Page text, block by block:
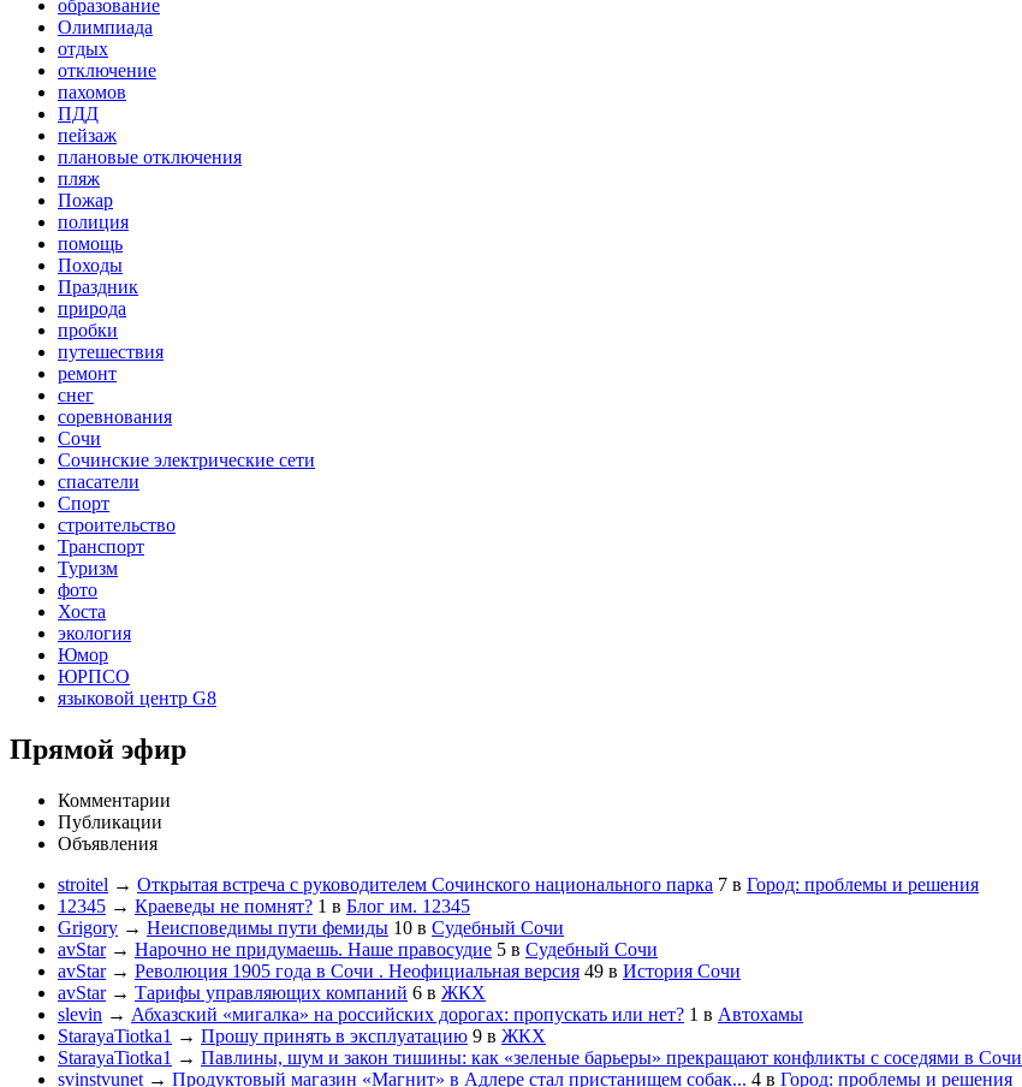
образование
Олимпиада
отдых
отключение
пахомов
ПДД
пейзаж
плановые отключения
пляж
Пожар
полиция
помощь
Походы
Праздник
природа
пробки
путешествия
ремонт
снег
соревнования
Сочи
Сочинские электрические сети
спасатели
Спорт
строительство
Транспорт
Туризм
фото
Хоста
экология
Юмор
ЮРПСО
языковой центр G8
Прямой эфир
Комментарии
Публикации
Объявления
stroitel → Открытая встреча с руководителем Сочинского национального парка 7 в Город: проблемы и решения
12345 → Краеведы не помнят? 1 в Блог им. 12345
Grigory → Неисповедимы пути фемиды 10 в Судебный Сочи
avStar→ Нарочно не придумаешь. Наше правосудие 5 в Судебный Сочи
avStar→ Революция 1905 года в Сочи . Неофициальная версия 49 в История Сочи
avStar→ Тарифы управляющих компаний 6 в ЖКХ
slevin → Абхазский «мигалка» на российских дорогах: пропускать или нет? 1 в Автохамы
StarayaTiotka1 → Прошу принять в эксплуатацию 9 в ЖКХ
StarayaTiotka1 → Павлины, шум и закон тишины: как «зеленые барьеры» прекращают конфликты с соседями в Сочи
svinstvunet → Продуктовый магазин «Магнит» в Адлере стал пристанищем собак... 4 в Город: проблемы и решения